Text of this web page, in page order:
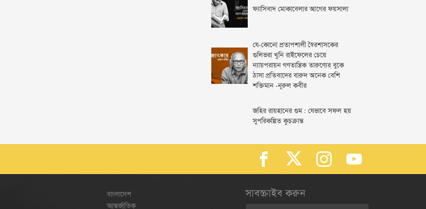
ফ্যাসিবাদ মোকাবেলার আগের ফয়সালা
যে-কোনো প্রতাপশালী স্বৈরশাসকের
গুলিভরা খুনি রাইফেলের চেয়ে
ন্যায়পরায়ন গণতান্ত্রিক তারুণ্যের বুকে
ঠাসা প্রতিবাদের বারুদ অনেক বেশি
শক্তিমান -নূরুল কবীর
জহির রায়হানের গুম : যেভাবে সফল হয়
সুপরিকল্পিত কুচক্রান্ত
বাংলাদেশ
আন্তর্জাতিক
সাবস্ক্রাইব করুন